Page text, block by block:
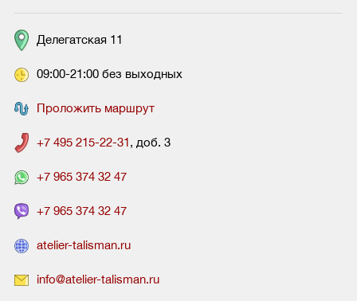
Делегатская 11
09:00-21:00 без выходных
Проложить маршрут
+7 495 215-22-31, доб. 3
+7 965 374 32 47
+7 965 374 32 47
atelier-talisman.ru
info@atelier-talisman.ru